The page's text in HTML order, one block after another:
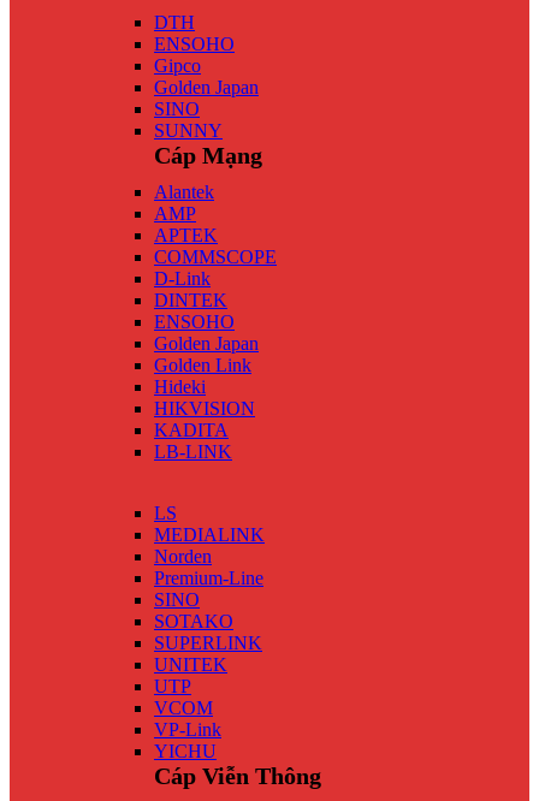
DTH
ENSOHO
Gipco
Golden Japan
SINO
SUNNY
Cáp Mạng
Alantek
AMP
APTEK
COMMSCOPE
D-Link
DINTEK
ENSOHO
Golden Japan
Golden Link
Hideki
HIKVISION
KADITA
LB-LINK
LS
MEDIALINK
Norden
Premium-Line
SINO
SOTAKO
SUPERLINK
UNITEK
UTP
VCOM
VP-Link
YICHU
Cáp Viễn Thông